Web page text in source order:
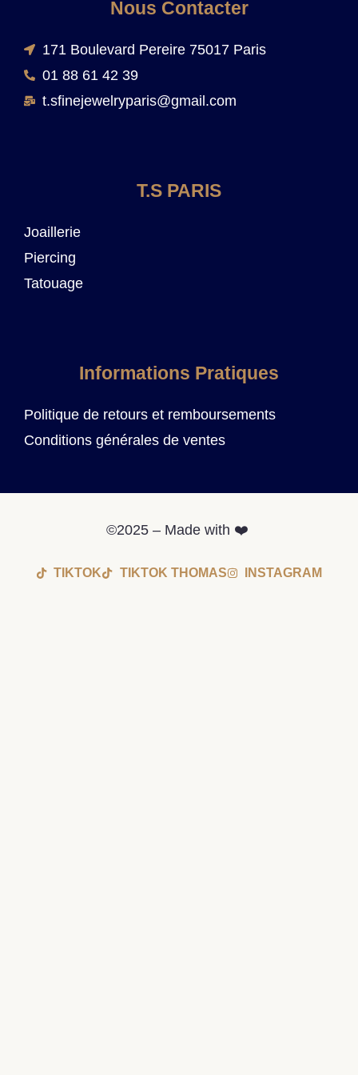
Nous Contacter
171 Boulevard Pereire 75017 Paris
01 88 61 42 39
t.sfinejewelryparis@gmail.com
T.S PARIS
Joaillerie
Piercing
Tatouage
Informations Pratiques
Politique de retours et remboursements
Conditions générales de ventes
©2025 – Made with ❤️
TIKTOK TIKTOK THOMAS INSTAGRAM